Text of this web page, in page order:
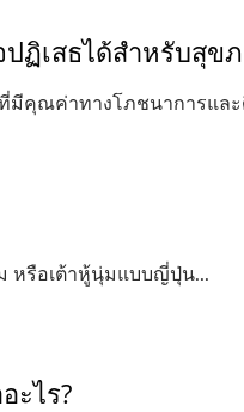
ฏิเสธได้สำหรับสุข
มีคุณค่าทางโภชนาการแล
หรือเต้าหู้นุ่มแบบญี่ปุ่น...
ะไร?